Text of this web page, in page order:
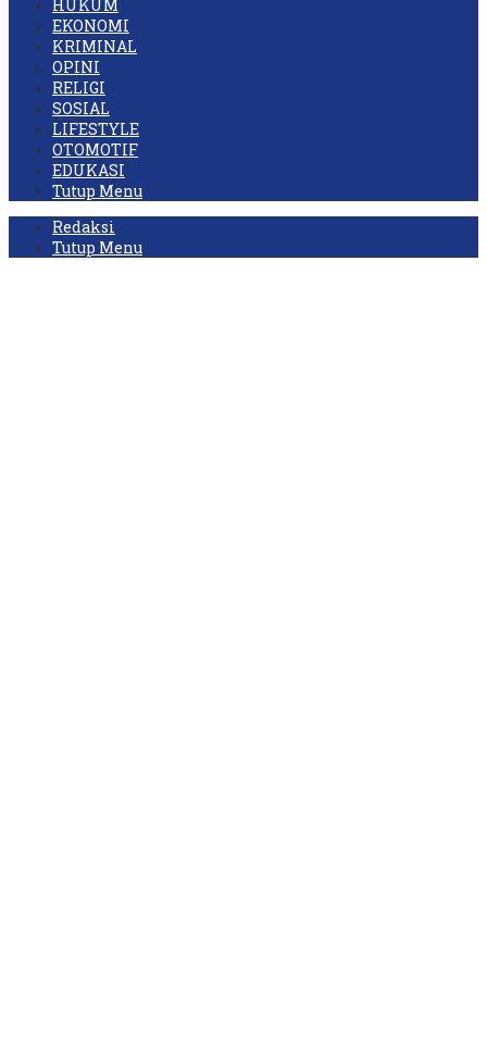
HUKUM
EKONOMI
KRIMINAL
OPINI
RELIGI
SOSIAL
LIFESTYLE
OTOMOTIF
EDUKASI
Tutup Menu
Redaksi
Tutup Menu